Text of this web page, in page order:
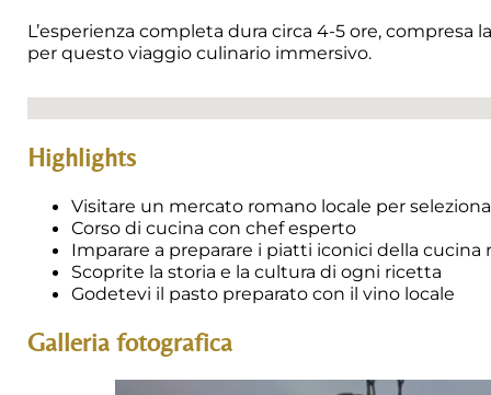
L’esperienza completa dura circa 4-5 ore, compresa
per questo viaggio culinario immersivo.
Highlights
Visitare un mercato romano locale per
Corso di cucina con chef esperto
Imparare a preparare i piatti iconici della cucina
Scoprite la storia e la cultura di ogni ricetta
Godetevi il pasto preparato con il vino locale
Galleria fotografica